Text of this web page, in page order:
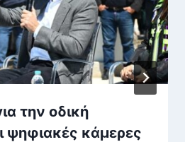
την οδική
ψηφιακές κάμερες